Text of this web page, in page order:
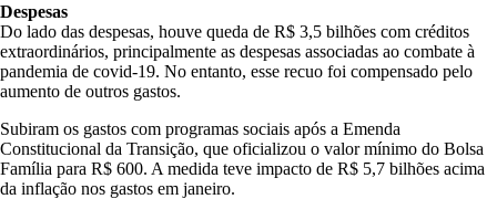
Despesas
Do lado das despesas, houve queda de R$ 3,5 bilhões com créditos
extraordinários, principalmente as despesas associadas ao combate à
pandemia de covid-19. No entanto, esse recuo foi compensado pelo
aumento de outros gastos.
Subiram os gastos com programas sociais após a Emenda
Constitucional da Transição, que oficializou o valor mínimo do Bolsa
Família para R$ 600. A medida teve impacto de R$ 5,7 bilhões acima
da inflação nos gastos em janeiro.